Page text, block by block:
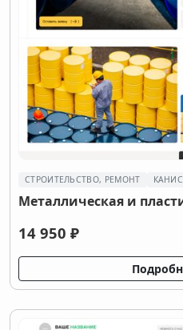
СТРОИТЕЛЬСТВО, РЕМОНТ
Металлическая и
14 950 ₽